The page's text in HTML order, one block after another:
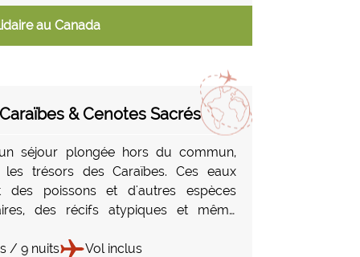
autochtones. Entre marchés
en petit groupe et tables
le voyage se vit au plus près des
au Canada
& Cenotes Sacrés
séjour plongée hors du commun,
les trésors des Caraïbes. Ces eaux
des poissons et d'autres espèces
des récifs atypiques et même
unique, entre détente et découvertes
/ 9 nuits
Vol inclus